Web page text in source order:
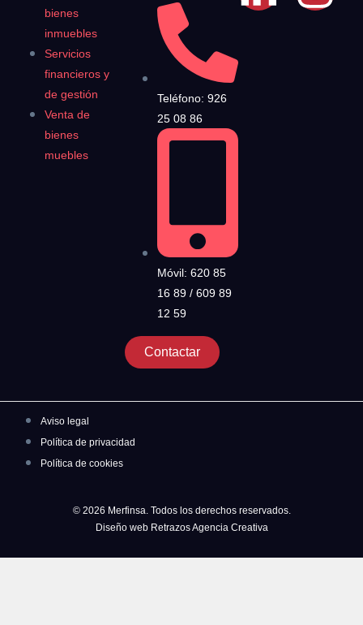
bienes
inmuebles
Servicios
financieros y
de gestión
Venta de
bienes
muebles
Teléfono: 926
25 08 86
Móvil: 620 85
16 89 / 609 89
12 59
Contactar
Aviso legal
Política de privacidad
Política de cookies
© 2026 Merfinsa. Todos los derechos reservados.
Diseño web Retrazos Agencia Creativa